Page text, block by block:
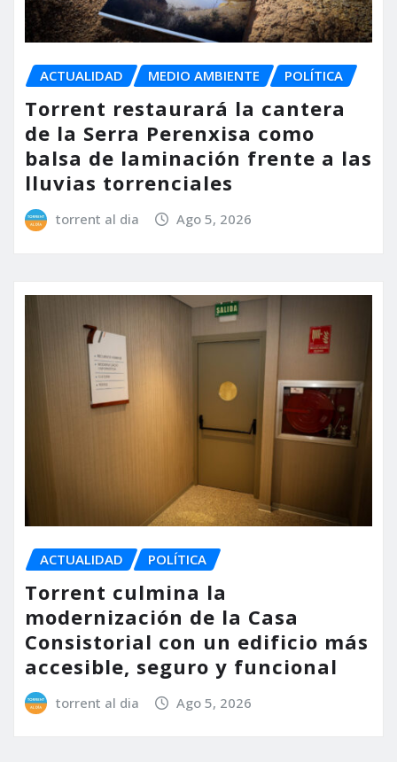
ACTUALIDAD MEDIO AMBIENTE POLÍTICA
Torrent restaurará la cantera
de la Serra Perenxisa como
balsa de laminación frente a las
lluvias torrenciales
torrent al dia Ago 5, 2026
ACTUALIDAD POLÍTICA
Torrent culmina la
modernización de la Casa
Consistorial con un edificio más
accesible, seguro y funcional
torrent al dia Ago 5, 2026